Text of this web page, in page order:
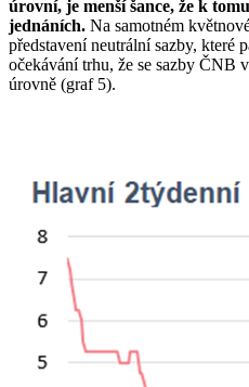
úrovní, je menší šance, že k
jednáních. Na samotném
představení neutrální sazby, které
očekávání trhu, že se sazby ČNB
úrovně (graf 5).